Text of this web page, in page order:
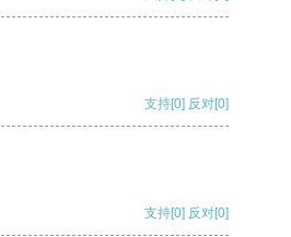
支持[0] 反对[0]
支持[0] 反对[0]